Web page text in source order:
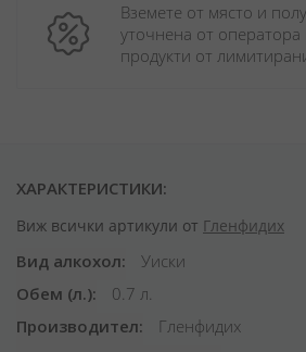
Вземете от място и
уточнена от
продукти от
ХАРАКТЕРИСТИКИ:
Виж всички артикули от Гленфидих
Вид алкохол
Уиски
Обем (л.)
0.7 л.
Производител
Гленфидих